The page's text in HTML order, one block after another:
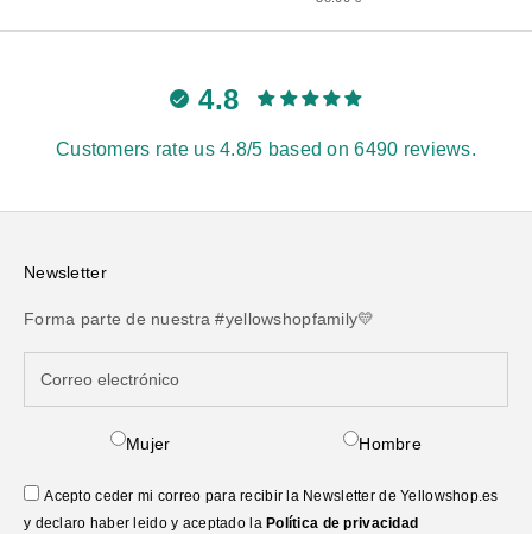
4.8
Customers rate us 4.8/5 based on 6490 reviews.
Newsletter
Forma parte de nuestra #yellowshopfamily💛
Mujer Hombre
Acepto ceder mi correo para recibir la Newsletter de Yellowshop.es
y declaro haber leido y aceptado la Política de privacidad